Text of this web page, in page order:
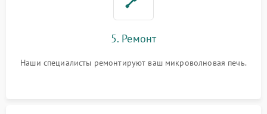
5. Ремонт
Наши специалисты ремонтируют ваш микроволновая печь.